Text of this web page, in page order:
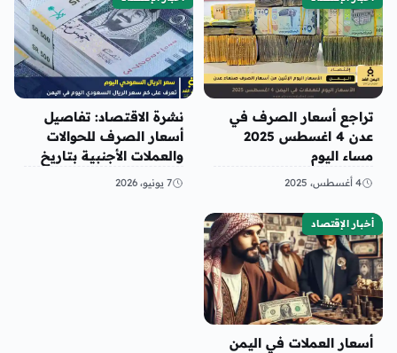
تراجع أسعار الصرف في
عدن 4 اغسطس 2025
مساء اليوم
4 أغسطس، 2025
نشرة الاقتصاد: تفاصيل
أسعار الصرف للحوالات
والعملات الأجنبية بتاريخ
الأحد، 7 يونيو 2026
7 يونيو، 2026
أخبار الإقتصاد
أسعار العملات في اليمن